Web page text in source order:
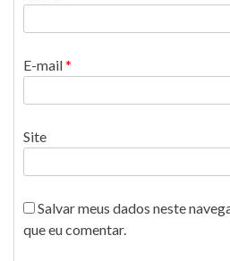
E-mail*
Site
Salvar meus dados neste
que eu comentar.